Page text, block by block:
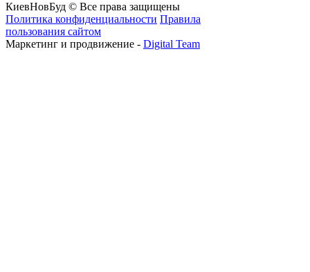
КиевНовБуд © Все права защищены
Политика конфиденциальности Правила
пользования сайтом
Маркетинг и продвижение - Digital Team